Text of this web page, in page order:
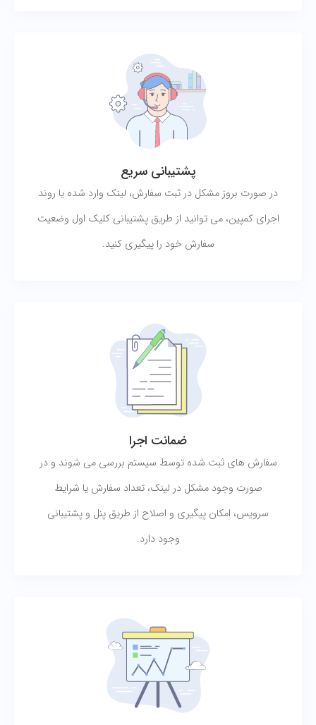
پشتیبانی سریع
در صورت بروز مشکل در ثبت سفارش، لینک وارد شده یا روند
اجرای کمپین، می توانید از طریق پشتیبانی کلیک اول وضعیت
سفارش خود را پیگیری کنید.
ضمانت اجرا
سفارش های ثبت شده توسط سیستم بررسی می شوند و در
صورت وجود مشکل در لینک، تعداد سفارش یا شرایط
سرویس، امکان پیگیری و اصلاح از طریق پنل و پشتیبانی
وجود دارد.